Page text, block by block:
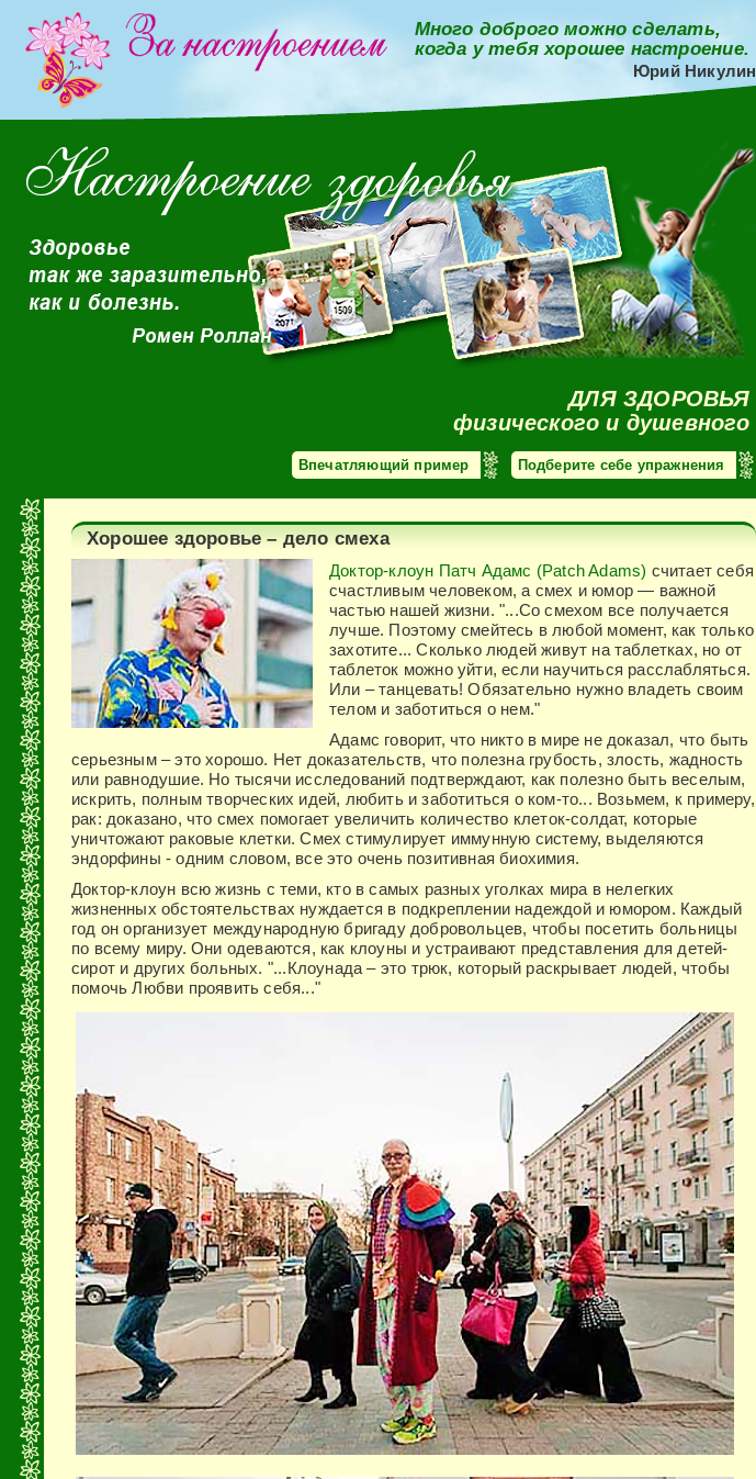
Много доброго можно сделать,
когда у тебя хорошее настроение.
Юрий Никулин
ДЛЯ ЗДОРОВЬЯ
физического и душевного
Впечатляющий пример Подберите себе упражнения
Хорошее здоровье – дело смеха
Доктор-клоун Патч Адамс (Patch Adams) считает себя
счастливым человеком, а смех и юмор — важной
частью нашей жизни. "...Со смехом все получается
лучше. Поэтому смейтесь в любой момент, как только
захотите... Сколько людей живут на таблетках, но от
таблеток можно уйти, если научиться расслабляться.
Или – танцевать! Обязательно нужно владеть своим
телом и заботиться о нем."
Адамс говорит, что никто в мире не доказал, что быть
серьезным – это хорошо. Нет доказательств, что полезна грубость, злость, жадность
или равнодушие. Но тысячи исследований подтверждают, как полезно быть веселым,
искрить, полным творческих идей, любить и заботиться о ком-то... Возьмем, к примеру,
рак: доказано, что смех помогает увеличить количество клеток-солдат, которые
уничтожают раковые клетки. Смех стимулирует иммунную систему, выделяются
эндорфины - одним словом, все это очень позитивная биохимия.
Доктор-клоун всю жизнь с теми, кто в самых разных уголках мира в нелегких
жизненных обстоятельствах нуждается в подкреплении надеждой и юмором. Каждый
год он организует международную бригаду добровольцев, чтобы посетить больницы
по всему миру. Они одеваются, как клоуны и устраивают представления для детей-
сирот и других больных. "...Клоунада – это трюк, который раскрывает людей, чтобы
помочь Любви проявить себя..."